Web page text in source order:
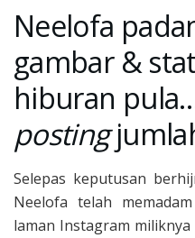
Neelofa
gambar &
hiburan
posting
Selepas keputusan
Neelofa telah
laman Instagram